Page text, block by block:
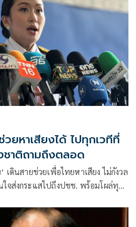
ครั้ง ว่า
หาเสียงได้ ไปทุกเวทีที่
ชาติถามถึงตลอด
เดินสายช่วยเพื่อไทยหาเสียง ไม่กังวล
จส่งกระแสไปถึงปชช. พร้อมโผล่ทุก